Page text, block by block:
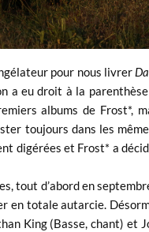
pour nous livrer
a eu droit à la parenthèse
albums de Frost*,
toujours dans les
digérées et Frost* a
tout d’abord en
en totale autarcie.
King (Basse, chant) et